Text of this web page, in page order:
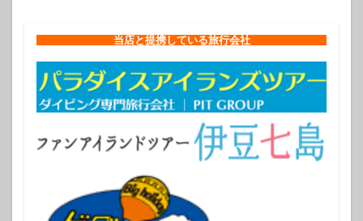
当店と提携している旅行会社